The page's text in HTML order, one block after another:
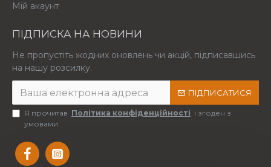
Мій акаунт
ПІДПИСКА НА НОВИНИ
Не пропустіть жодних оновлень чи акцій, підписавшись
на нашу розсилку.
ПІДПИСАТИСЯ
Я прочитав Політика конфіденційності і згоден з
умовами